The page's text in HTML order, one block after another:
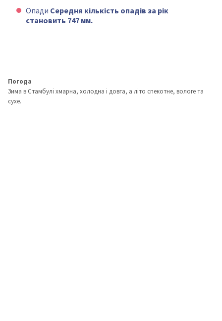
Опади Середня кількість опадів за рік
становить 747 мм.
Погода
Зима в Стамбулі хмарна, холодна і довга, а літо спекотне, вологе та
сухе.